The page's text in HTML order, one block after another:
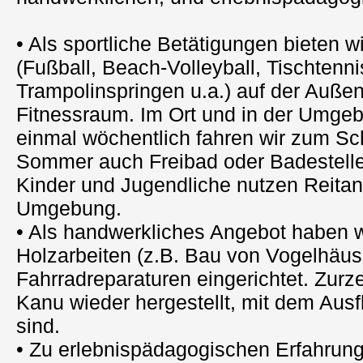
• Als sportliche Betätigungen bieten
(Fußball, Beach-Volleyball,
Trampolinspringen u.a.) auf der
Fitnessraum. Im Ort und in der
einmal wöchentlich fahren wir zum
Sommer auch Freibad oder
Kinder und Jugendliche nutzen
Umgebung.
• Als handwerkliches Angebot haben
Holzarbeiten (z.B. Bau von
Fahrradreparaturen eingerichtet.
Kanu wieder hergestellt, mit dem
sind.
• Zu erlebnispädagogischen